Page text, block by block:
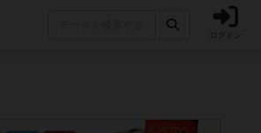
ログイン